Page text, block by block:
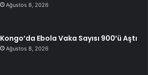
Ağustos 8, 2026
Kongo’da Ebola Vaka Sayısı 900’ü Aştı
Ağustos 8, 2026